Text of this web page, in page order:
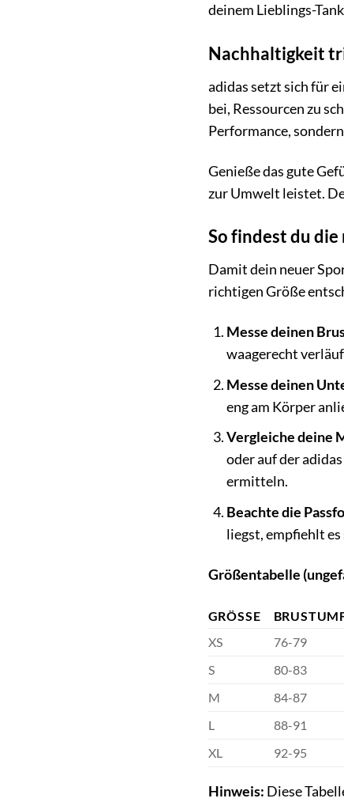
deinem Lieblings-
Nachhaltigkeit
adidas setzt sich für
bei, Ressourcen zu
Performance,
Genieße das gute
zur Umwelt leistet.
So findest du
Damit dein neuer
richtigen Größe
Messe deinen
waagerecht
Messe deinen
eng am Körper
Vergleiche deine
oder auf der
ermitteln.
Beachte die
liegst, empfiehlt es
Größentabelle
GRÖSSE
XS
76-79
S
80-83
M
84-87
L
88-91
XL
92-95
Hinweis: Diese